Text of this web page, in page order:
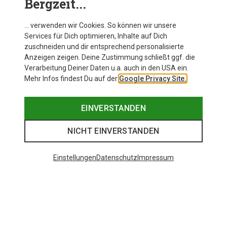
Bergzeit...
… verwenden wir Cookies. So können wir unsere
Services für Dich optimieren, Inhalte auf Dich
zuschneiden und dir entsprechend personalisierte
Anzeigen zeigen. Deine Zustimmung schließt ggf. die
Verarbeitung Deiner Daten u.a. auch in den USA ein.
Mehr Infos findest Du auf der Google Privacy Site.
EINVERSTANDEN
NICHT EINVERSTANDEN
EinstellungenDatenschutz Impressum